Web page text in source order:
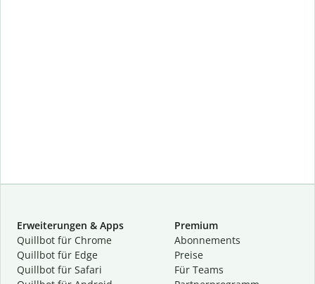
Erweiterungen & Apps
Quillbot für Chrome
Quillbot für Edge
Quillbot für Safari
Premium
Abon­ne­ments
Preise
Für Teams